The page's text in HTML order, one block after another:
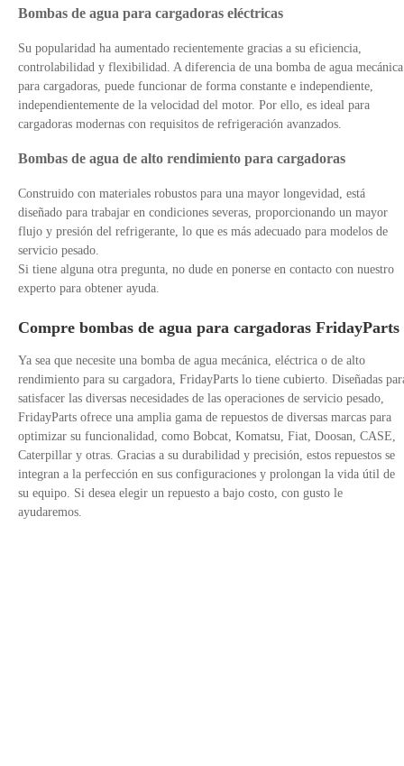
Bombas de agua para cargadoras eléctricas
Su popularidad ha aumentado recientemente gracias a su eficiencia,
controlabilidad y flexibilidad. A diferencia de una bomba de agua mecánica
para cargadoras, puede funcionar de forma constante e independiente,
independientemente de la velocidad del motor. Por ello, es ideal para
cargadoras modernas con requisitos de refrigeración avanzados.
Bombas de agua de alto rendimiento para cargadoras
Construido con materiales robustos para una mayor longevidad, está
diseñado para trabajar en condiciones severas, proporcionando un mayor
flujo y presión del refrigerante, lo que es más adecuado para modelos de
servicio pesado.
Si tiene alguna otra pregunta, no dude en ponerse en contacto con nuestro
experto para obtener ayuda.
Compre bombas de agua para cargadoras FridayParts
Ya sea que necesite una bomba de agua mecánica, eléctrica o de alto
rendimiento para su cargadora, FridayParts lo tiene cubierto. Diseñadas
satisfacer las diversas necesidades de las operaciones de servicio pesado,
FridayParts ofrece una amplia gama de repuestos de diversas marcas para
optimizar su funcionalidad, como Bobcat, Komatsu, Fiat, Doosan, CASE,
Caterpillar y otras. Gracias a su durabilidad y precisión, estos repuestos se
integran a la perfección en sus configuraciones y prolongan la vida útil de
su equipo. Si desea elegir un repuesto a bajo costo, con gusto le
ayudaremos.